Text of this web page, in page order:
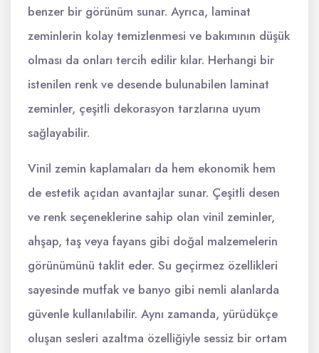
benzer bir görünüm sunar. Ayrıca, laminat
zeminlerin kolay temizlenmesi ve bakımının düşük
olması da onları tercih edilir kılar. Herhangi bir
istenilen renk ve desende bulunabilen laminat
zeminler, çeşitli dekorasyon tarzlarına uyum
sağlayabilir.
Vinil zemin kaplamaları da hem ekonomik hem
de estetik açıdan avantajlar sunar. Çeşitli desen
ve renk seçeneklerine sahip olan vinil zeminler,
ahşap, taş veya fayans gibi doğal malzemelerin
görünümünü taklit eder. Su geçirmez özellikleri
sayesinde mutfak ve banyo gibi nemli alanlarda
güvenle kullanılabilir. Aynı zamanda, yürüdükçe
oluşan sesleri azaltma özelliğiyle sessiz bir ortam